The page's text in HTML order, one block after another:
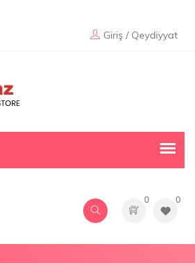
Giriş / Qeydiyyat
0 0